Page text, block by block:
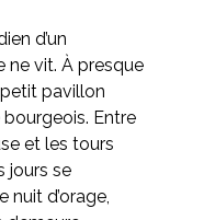
d’un
ne vit. À presque
pavillon
Entre
et les tours
jours se
d’orage,